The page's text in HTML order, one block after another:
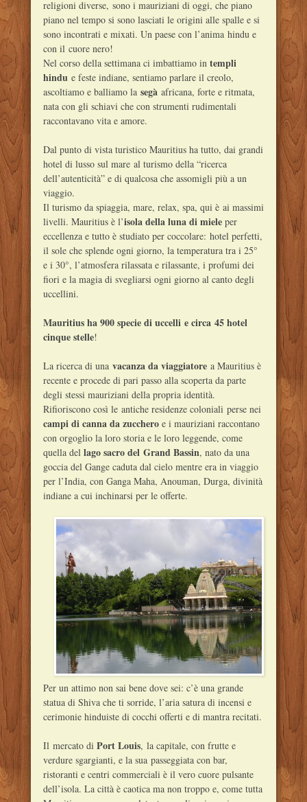
religioni diverse, sono i mauriziani di oggi, che piano
piano nel tempo si sono lasciati le origini alle spalle e si
sono incontrati e mixati. Un paese con l’anima hindu e
con il cuore nero!
Nel corso della settimana ci imbattiamo in templi
hindu e feste indiane, sentiamo parlare il creolo,
ascoltiamo e balliamo la segà africana, forte e ritmata,
nata con gli schiavi che con strumenti rudimentali
raccontavano vita e amore.
Dal punto di vista turistico Mauritius ha tutto, dai grandi
hotel di lusso sul mare al turismo della “ricerca
dell’autenticità” e di qualcosa che assomigli più a un
viaggio.
Il turismo da spiaggia, mare, relax, spa, qui è ai massimi
livelli. Mauritius è l’isola della luna di mieleper
eccellenza e tutto è studiato per coccolare: hotel perfetti,
il sole che splende ogni giorno, la temperatura tra i 25°
e i 30°, l’atmosfera rilassata e rilassante, i profumi dei
fiori e la magia di svegliarsi ogni giorno al canto degli
uccellini.
Mauritius ha 900 specie di uccelli e circa 45 hotel
cinque stelle!
La ricerca di una vacanza da viaggiatorea Mauritius è
recente e procede di pari passo alla scoperta da parte
degli stessi mauriziani della propria identità.
Rifioriscono così le antiche residenze coloniali perse nei
campi di canna da zuccheroe i mauriziani raccontano
con orgoglio la loro storia e le loro leggende, come
quella del lago sacro del Grand Bassin, nato da una
goccia del Gange caduta dal cielo mentre era in viaggio
per l’India, con Ganga Maha, Anouman, Durga, divinità
indiane a cui inchinarsi per le offerte.
Per un attimo non sai bene dove sei: c’è una grande
statua di Shiva che ti sorride, l’aria satura di incensi e
cerimonie hinduiste di cocchi offerti e di mantra recitati.
Il mercato di Port Louis, la capitale, con frutte e
verdure sgargianti, e la sua passeggiata con bar,
ristoranti e centri commerciali è il vero cuore pulsante
dell’isola. La città è caotica ma non troppo e, come tutta